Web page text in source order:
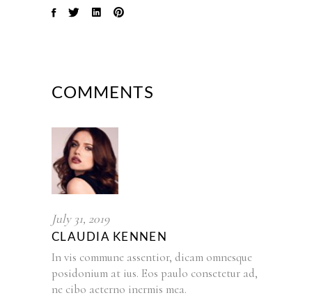
COMMENTS
July 31, 2019
CLAUDIA KENNEN
In vis commune assentior, dicam omnesque
posidonium at ius. Eos paulo consetetur ad,
ne cibo aeterno inermis mea.